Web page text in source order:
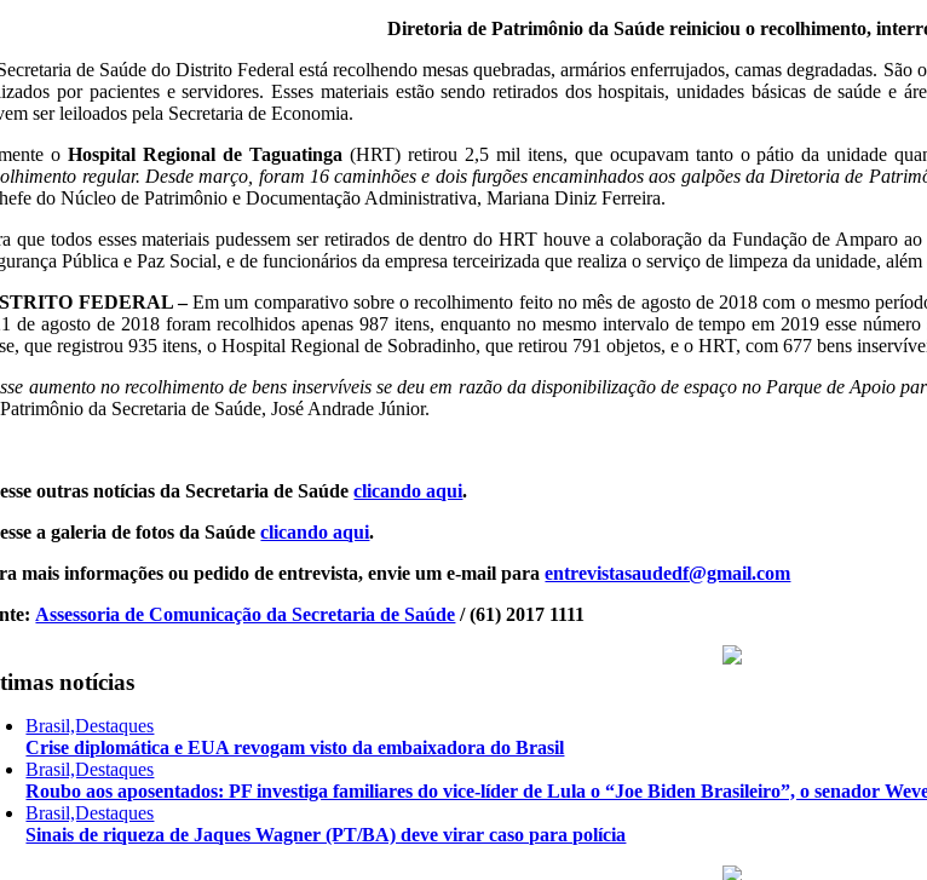
Diretoria de Patrimônio da Saúde reiniciou o recolhimento,
de Saúde do Distrito Federal está recolhendo mesas quebradas, armários enferrujados, camas degradadas.
por pacientes e servidores. Esses materiais estão sendo retirados dos hospitais, unidades básicas de saúde e
ser leiloados pela Secretaria de Economia.
oHospital Regional de Taguatinga (HRT) retirou 2,5 mil itens, que ocupavam tanto o pátio da unidade
regular. Desde março, foram 16 caminhões e dois furgões encaminhados aos galpões da Diretoria de
do Núcleo de Patrimônio e Documentação Administrativa, Mariana Diniz Ferreira.
que todos esses materiais pudessem ser retirados de dentro do HRT houve a colaboração da Fundação de Amparo
Pública e Paz Social, e de funcionários da empresa terceirizada que realiza o serviço de limpeza da unidade, além
FEDERAL –Em um comparativo sobre o recolhimento feito no mês de agosto de 2018 com o mesmo
de agosto de 2018 foram recolhidos apenas 987 itens, enquanto no mesmo intervalo de tempo em 2019 esse
que registrou 935 itens, o Hospital Regional de Sobradinho, que retirou 791 objetos, e o HRT, com 677 bens
aumento no recolhimento de bens inservíveis se deu em razão da disponibilização de espaço no Parque de Apoio
da Secretaria de Saúde, José Andrade Júnior.
outras notícias da Secretaria de Saúdeclicando aqui.
a galeria de fotos da Saúdeclicando aqui.
mais informações ou pedido de entrevista, envie um e-mail paraentrevistasaudedf@gmail.com
Assessoria de Comunicação da Secretaria de Saúde / (61) 2017 1111
notícias
Brasil,Destaques
Crise diplomática e EUA revogam visto da embaixadora do Brasil
Brasil,Destaques
Roubo aos aposentados: PF investiga familiares do vice-líder de Lula o “Joe Biden Brasileiro”, o senador
Brasil,Destaques
Sinais de riqueza de Jaques Wagner (PT/BA) deve virar caso para polícia